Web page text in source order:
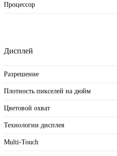
Процессор
Дисплей
Разрешение
Плотность пикселей на дюйм
Цветовой охват
Технологии дисплея
Multi-Touch